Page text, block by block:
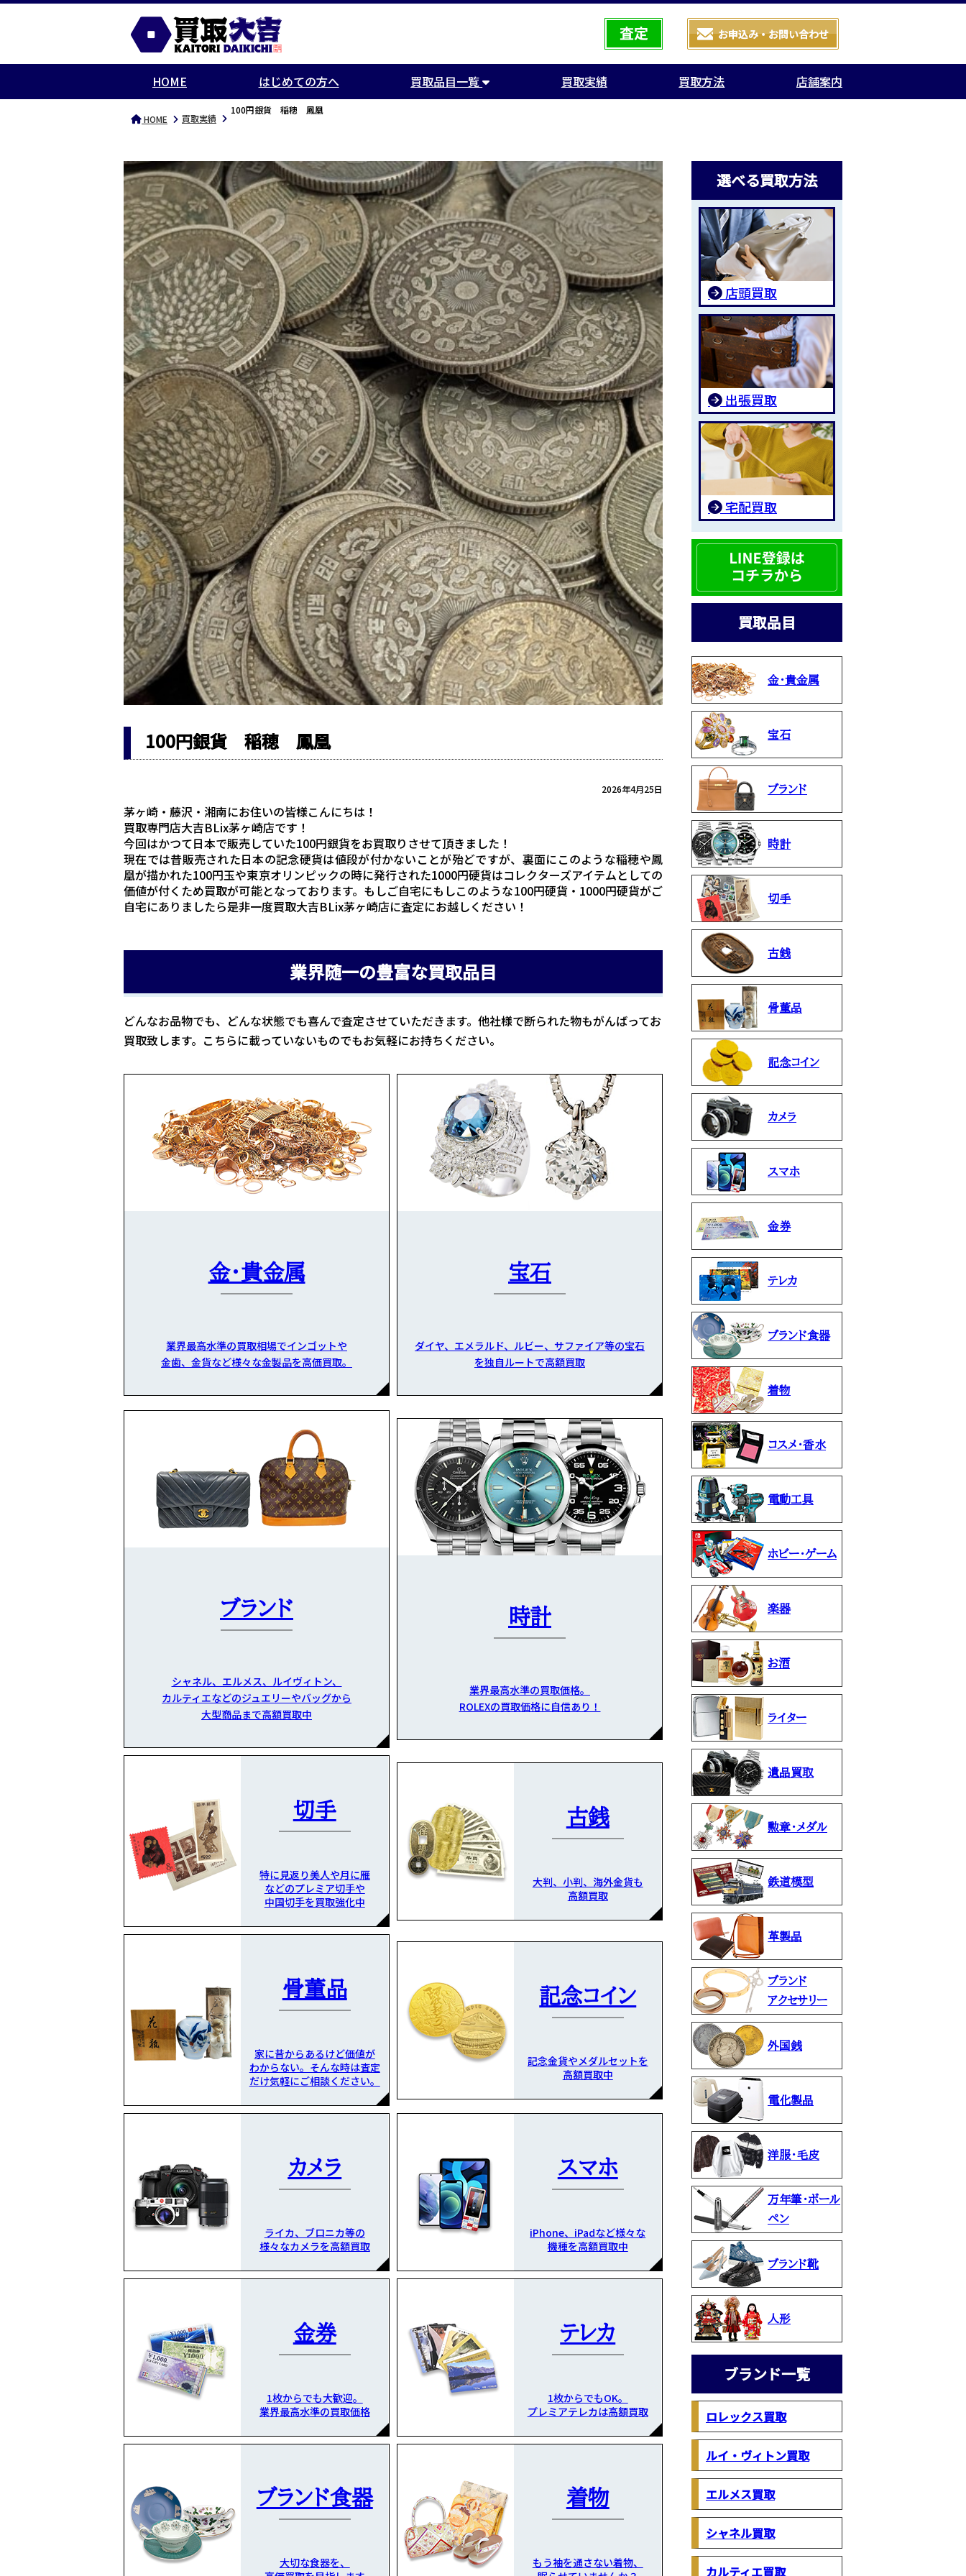
HOME はじめての方へ 買取品目一覧 買取実績 買取方法 店舗案内
HOME 買取実績
100円銀貨 稲穂 鳳凰
100円銀貨 稲穂 鳳凰
2026年4月25日
茅ヶ崎・藤沢・湘南にお住いの皆様こんにちは！
買取専門店大吉BLix茅ヶ崎店です！
今回はかつて日本で販売していた100円銀貨をお買取りさせて頂きました！
現在では昔販売された日本の記念硬貨は値段が付かないことが殆どですが、裏面にこのような稲穂や鳳
凰が描かれた100円玉や東京オリンピックの時に発行された1000円硬貨はコレクターズアイテムとしての
価値が付くため買取が可能となっております。もしご自宅にもしこのような100円硬貨・1000円硬貨がご
自宅にありましたら是非一度買取大吉BLix茅ヶ崎店に査定にお越しください！
業界随一の豊富な買取品目
どんなお品物でも、どんな状態でも喜んで査定させていただきます。他社様で断られた物もがんばってお
買取致します。こちらに載っていないものでもお気軽にお持ちください。
金・貴金属
業界最高水準の買取相場でインゴットや
金歯、金貨など様々な金製品を高価買取。
宝石
ダイヤ、エメラルド、ルビー、サファイア等の宝石
を独自ルートで高額買取
ブランド
シャネル、エルメス、ルイヴィトン、
カルティエなどのジュエリーやバッグから
大型商品まで高額買取中
時計
業界最高水準の買取価格。
ROLEXの買取価格に自信あり！
切手
特に見返り美人や月に雁
などのプレミア切手や
中国切手を買取強化中
古銭
大判、小判、海外金貨も
高額買取
骨董品
家に昔からあるけど価値が
わからない。そんな時は査定
だけ気軽にご相談ください。
記念コイン
記念金貨やメダルセットを
高額買取中
カメラ
ライカ、ブロニカ等の
様々なカメラを高額買取
スマホ
iPhone、iPadなど様々な
機種を高額買取中
金券
1枚からでも大歓迎。
業界最高水準の買取価格
テレカ
1枚からでもOK。
プレミアテレカは高額買取
ブランド食器
大切な食器を、
着物
もう袖を通さない着物、
選べる買取方法
店頭買取
出張買取
宅配買取
買取品目
金・貴金属
宝石
ブランド
時計
切手
古銭
骨董品
記念コイン
カメラ
スマホ
金券
テレカ
ブランド食器
着物
コスメ・香水
電動工具
ホビー・ゲーム
楽器
お酒
ライター
遺品買取
勲章・メダル
鉄道模型
革製品
ブランド
アクセサリー
外国銭
電化製品
洋服・毛皮
万年筆・ボール
ペン
ブランド靴
人形
ブランド一覧
ロレックス買取
ルイ・ヴィトン買取
エルメス買取
シャネル買取
カルティエ買取